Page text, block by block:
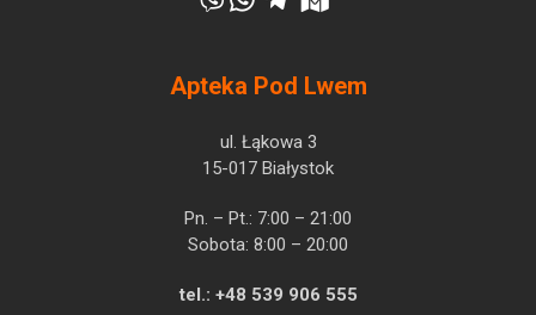
Apteka Pod Lwem
ul. Łąkowa 3
15-017 Białystok
Pn. – Pt.: 7:00 – 21:00
Sobota: 8:00 – 20:00
tel.: +48 539 906 555